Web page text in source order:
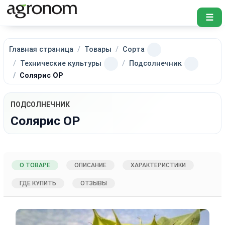
☰
Главная страница Товары
Сорта
Технические культуры
Подсолнечник
Солярис ОР
ПОДСОЛНЕЧНИК
Солярис ОР
О ТОВАРЕ ОПИСАНИЕ ХАРАКТЕРИСТИКИ
ГДЕ КУПИТЬ ОТЗЫВЫ